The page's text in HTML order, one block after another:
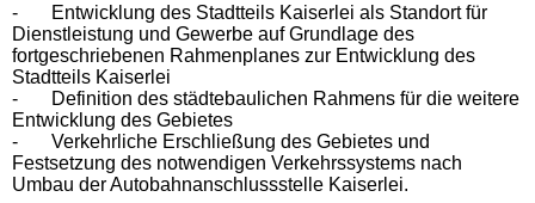
-
Entwicklung des Stadtteils Kaiserlei als Standort für
Dienstleistung und Gewerbe auf Grundlage des
fortgeschriebenen Rahmenplanes zur Entwicklung des
Stadtteils Kaiserlei
-
Definition des städtebaulichen Rahmens für die weitere
Entwicklung des Gebietes
-
Verkehrliche Erschließung des Gebietes und
Festsetzung des notwendigen Verkehrssystems nach
Umbau der Autobahnanschlussstelle Kaiserlei.